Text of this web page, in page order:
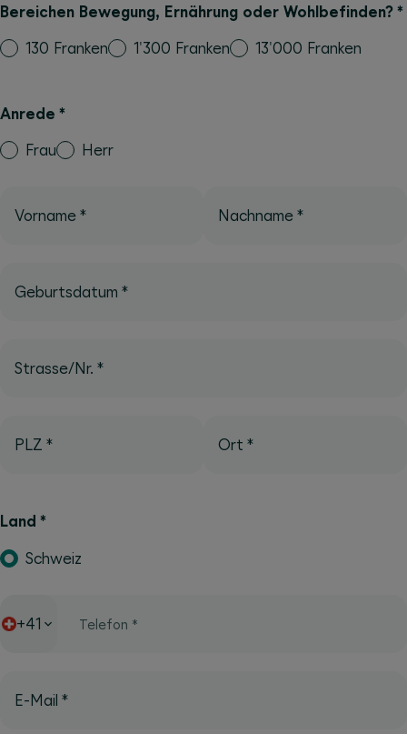
Bereichen Bewegung, Ernährung oder Wohlbefinden? *
130 Franken 1'300 Franken 13'000 Franken
Anrede *
Frau Herr
Vorname * Nachname *
Geburtsdatum *
Strasse/Nr. *
PLZ * Ort *
Land *
Schweiz
+41 Telefon *
E-Mail *